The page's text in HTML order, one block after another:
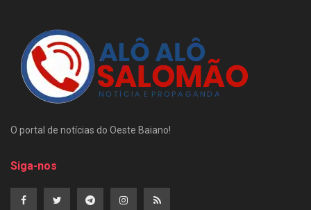
O portal de notícias do Oeste Baiano!
Siga-nos